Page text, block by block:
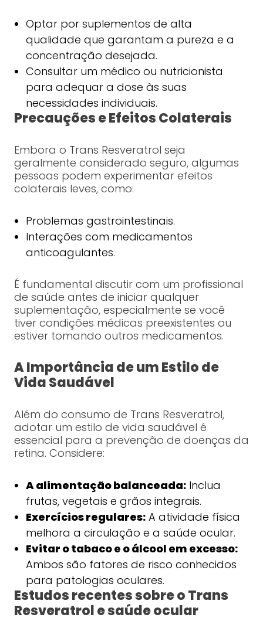
Optar por suplementos de alta
qualidade que garantam a pureza e a
concentração desejada.
Consultar um médico ou nutricionista
para adequar a dose às suas
necessidades individuais.
Precauções e Efeitos Colaterais
Embora o Trans Resveratrol seja
geralmente considerado seguro, algumas
pessoas podem experimentar efeitos
colaterais leves, como:
Problemas gastrointestinais.
Interações com medicamentos
anticoagulantes.
É fundamental discutir com um profissional
de saúde antes de iniciar qualquer
suplementação, especialmente se você
tiver condições médicas preexistentes ou
estiver tomando outros medicamentos.
A Importância de um Estilo de
Vida Saudável
Além do consumo de Trans Resveratrol,
adotar um estilo de vida saudável é
essencial para a prevenção de doenças da
retina. Considere:
A alimentação balanceada:Inclua
frutas, vegetais e grãos integrais.
Exercícios regulares:A atividade física
melhora a circulação e a saúde ocular.
Evitar o tabaco e o álcool em excesso:
Ambos são fatores de risco conhecidos
para patologias oculares.
Estudos recentes sobre o Trans
Resveratrol e saúde ocular